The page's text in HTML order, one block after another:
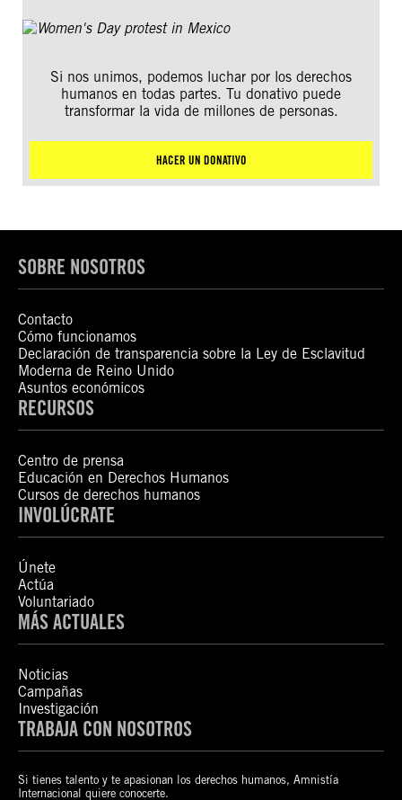
Si nos unimos, podemos luchar por los derechos
humanos en todas partes. Tu donativo puede
transformar la vida de millones de personas.
HACER UN DONATIVO
SOBRE NOSOTROS
Contacto
Cómo funcionamos
Declaración de transparencia sobre la Ley de Esclavitud
Moderna de Reino Unido
Asuntos económicos
RECURSOS
Centro de prensa
Educación en Derechos Humanos
Cursos de derechos humanos
INVOLÚCRATE
Únete
Actúa
Voluntariado
MÁS ACTUALES
Noticias
Campañas
Investigación
TRABAJA CON NOSOTROS
Si tienes talento y te apasionan los derechos humanos, Amnistía
Internacional quiere conocerte.